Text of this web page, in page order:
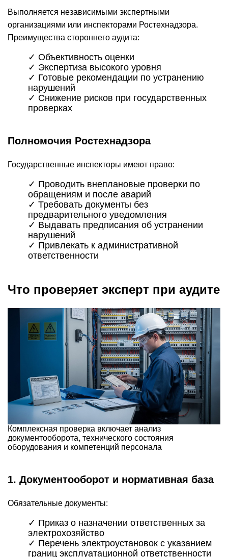
Выполняется независимыми экспертными
организациями или инспекторами Ростехнадзора.
Преимущества стороннего аудита:
✓ Объективность оценки
✓ Экспертиза высокого уровня
✓ Готовые рекомендации по устранению
нарушений
✓ Снижение рисков при государственных
проверках
Полномочия Ростехнадзора
Государственные инспекторы имеют право:
✓ Проводить внеплановые проверки по
обращениям и после аварий
✓ Требовать документы без
предварительного уведомления
✓ Выдавать предписания об устранении
нарушений
✓ Привлекать к административной
ответственности
Что проверяет эксперт при аудите
Комплексная проверка включает анализ
документооборота, технического состояния
оборудования и компетенций персонала
1. Документооборот и нормативная база
Обязательные документы:
✓ Приказ о назначении ответственных за
электрохозяйство
✓ Перечень электроустановок с указанием
границ эксплуатационной ответственности